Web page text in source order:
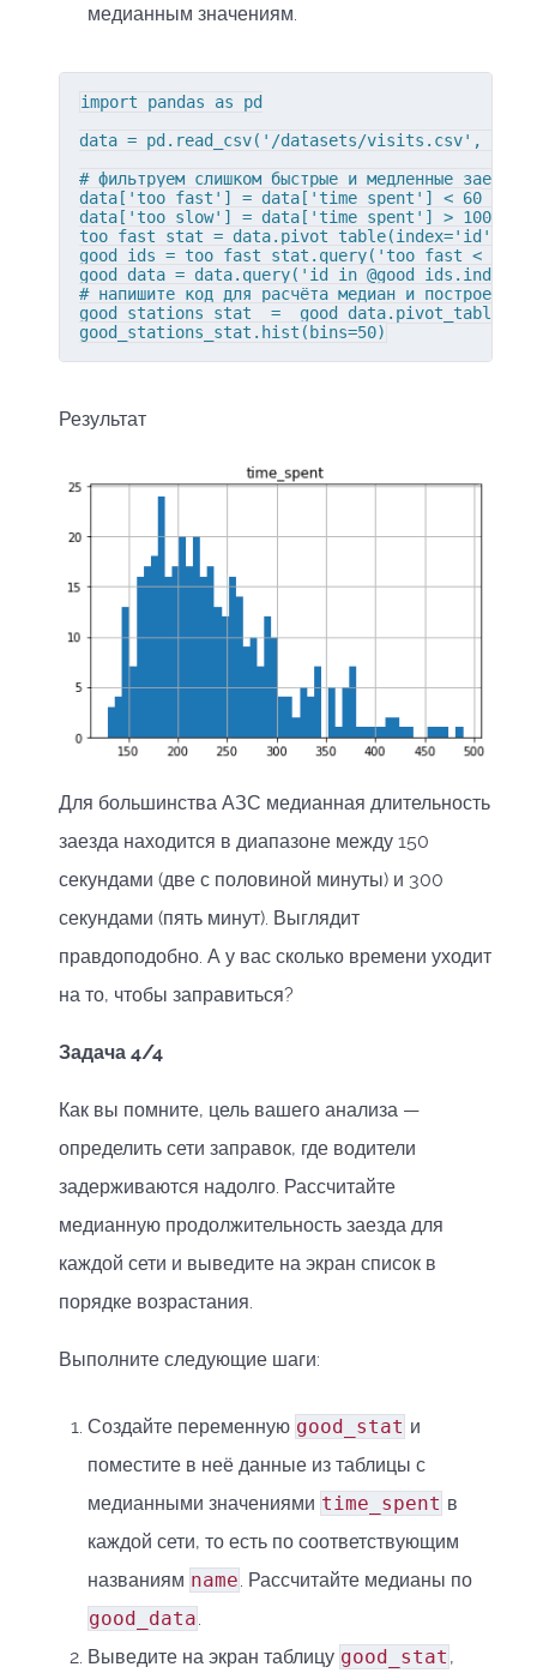
медианным значениям.
import pandas as pd
data = pd.read_csv('/datasets/visits.csv',
# фильтруем слишком быстрые и медленные заезды
data['too_fast'] = data['time_spent'] < 60
data['too_slow'] = data['time_spent'] > 1000
too_fast_stat = data.pivot_table(index='id',
good_ids = too_fast_stat.query('too_fast <
good_data = data.query('id in @good_ids.index
# напишите код для расчёта медиан и построения
good_stations_stat  =
good_stations_stat.hist(bins=50)
Результат
Для большинства АЗС медианная длительность
заезда находится в диапазоне между 150
секундами (две с половиной минуты) и 300
секундами (пять минут). Выглядит
правдоподобно. А у вас сколько времени уходит
на то, чтобы заправиться?
Задача 4/4
Как вы помните, цель вашего анализа —
определить сети заправок, где водители
задерживаются надолго. Рассчитайте
медианную продолжительность заезда для
каждой сети и выведите на экран список в
порядке возрастания.
Выполните следующие шаги:
Создайте переменную good_stat и
поместите в неё данные из таблицы с
медианными значениями time_spent в
каждой сети, то есть по соответствующим
названиям name. Рассчитайте медианы по
good_data.
Выведите на экран таблицу good_stat ,